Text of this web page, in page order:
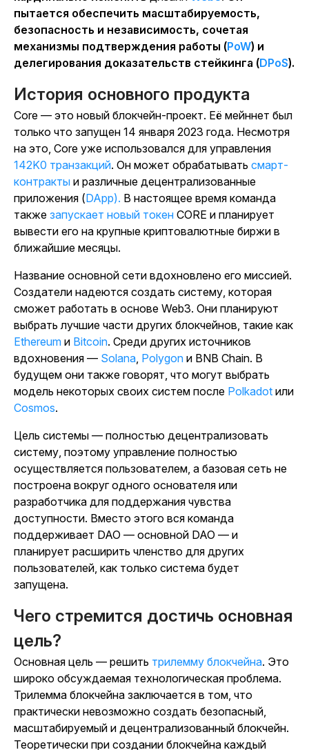
пытается обеспечить масштабируемость,
безопасность и независимость, сочетая
механизмы подтверждения работы (PoW) и
делегирования доказательств стейкинга (DPoS).
История основного продукта
Core — это новый блокчейн-проект. Её мейннет был
только что запущен 14 января 2023 года. Несмотря
на это, Core уже использовался для управления
142K0 транзакций. Он может обрабатывать смарт-
контракты и различные децентрализованные
приложения (DApp). В настоящее время команда
также запускает новый токен CORE и планирует
вывести его на крупные криптовалютные биржи в
ближайшие месяцы.
Название основной сети вдохновлено его миссией.
Создатели надеются создать систему, которая
сможет работать в основе Web3. Они планируют
выбрать лучшие части других блокчейнов, такие как
Ethereum и Bitcoin. Среди других источников
вдохновения — Solana, Polygon и BNB Chain. В
будущем они также говорят, что могут выбрать
модель некоторых своих систем после Polkadot или
Cosmos.
Цель системы — полностью децентрализовать
систему, поэтому управление полностью
осуществляется пользователем, а базовая сеть не
построена вокруг одного основателя или
разработчика для поддержания чувства
доступности. Вместо этого вся команда
поддерживает DAO — основной DAO — и
планирует расширить членство для других
пользователей, как только система будет
запущена.
Чего стремится достичь основная
цель?
Основная цель — решить трилемму блокчейна. Это
широко обсуждаемая технологическая проблема.
Трилемма блокчейна заключается в том, что
практически невозможно создать безопасный,
масштабируемый и децентрализованный блокчейн.
Теоретически при создании блокчейна каждый